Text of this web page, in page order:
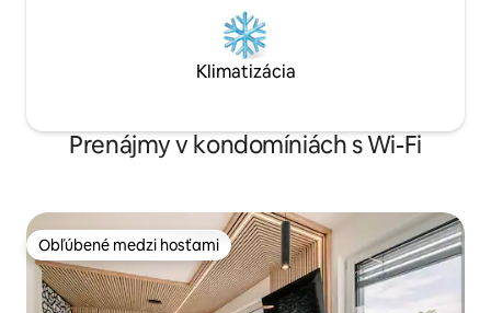
Klimatizácia
Prenájmy v kondomíniách s Wi-Fi
Obľúbené medzi hosťami
Obľúbené medzi hosťami